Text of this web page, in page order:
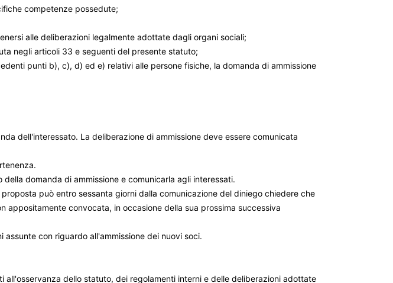
competenze possedute;
alle deliberazioni legalmente adottate dagli organi sociali;
negli articoli 33 e seguenti del presente statuto;
punti b), c), d) ed e) relativi alle persone fisiche, la domanda di ammissione
dell'interessato. La deliberazione di ammissione deve essere comunicata
domanda di ammissione e comunicarla agli interessati.
può entro sessanta giorni dalla comunicazione del diniego chiedere che
appositamente convocata, in occasione della sua prossima successiva
con riguardo all'ammissione dei nuovi soci.
dello statuto, dei regolamenti interni e delle deliberazioni adottate